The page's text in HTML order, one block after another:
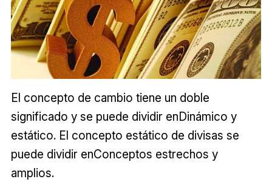
El concepto de cambio tiene un doble
significado y se puede dividir enDinámico y
estático. El concepto estático de divisas se
puede dividir enConceptos estrechos y
amplios.